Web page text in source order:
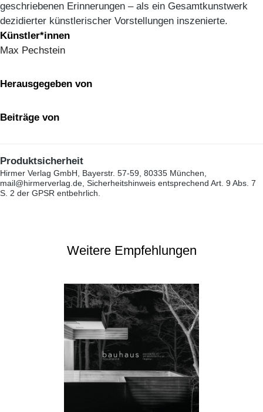
geschriebenen Erinnerungen – als ein Gesamtkunstwerk
dezidierter künstlerischer Vorstellungen inszenierte.
Künstler*innen
Max Pechstein
Herausgegeben von
Beiträge von
Produktsicherheit
Hirmer Verlag GmbH, Bayerstr. 57-59, 80335 München,
mail@hirmerverlag.de, Sicherheitshinweis entsprechend Art. 9 Abs. 7
S. 2 der GPSR entbehrlich.
Weitere Empfehlungen